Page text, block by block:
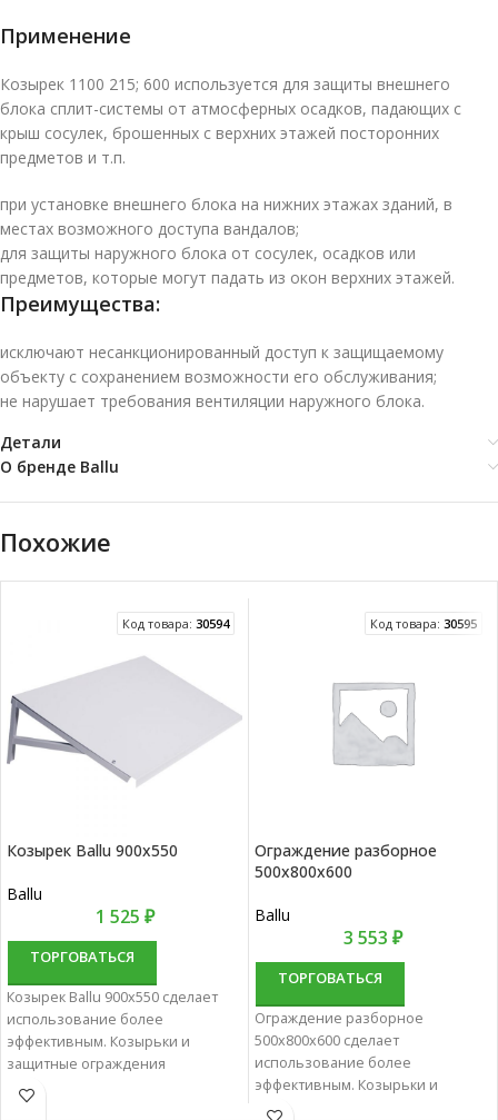
Применение
Козырек 1100 215; 600 используется для защиты внешнего
блока сплит-системы от атмосферных осадков, падающих с
крыш сосулек, брошенных с верхних этажей посторонних
предметов и т.п.
при установке внешнего блока на нижних этажах зданий, в
местах возможного доступа вандалов;
для защиты наружного блока от сосулек, осадков или
предметов, которые могут падать из окон верхних этажей.
Преимущества:
исключают несанкционированный доступ к защищаемому
объекту с сохранением возможности его обслуживания;
не нарушает требования вентиляции наружного блока.
Детали
О бренде Ballu
Похожие
Код товара: 30594
Козырек Ballu 900х550
Ballu
1 525 ₽
ТОРГОВАТЬСЯ
Козырек Ballu 900х550 сделает
использование более
эффективным. Козырьки и
защитные ограждения
характеризуются отменным
качеством и надежностью.
Код товара: 30595
Ограждение разборное
500х800х600
Ballu
3 553 ₽
ТОРГОВАТЬСЯ
Ограждение разборное
500х800х600 сделает
использование более
эффективным. Козырьки и
защитные ограждения